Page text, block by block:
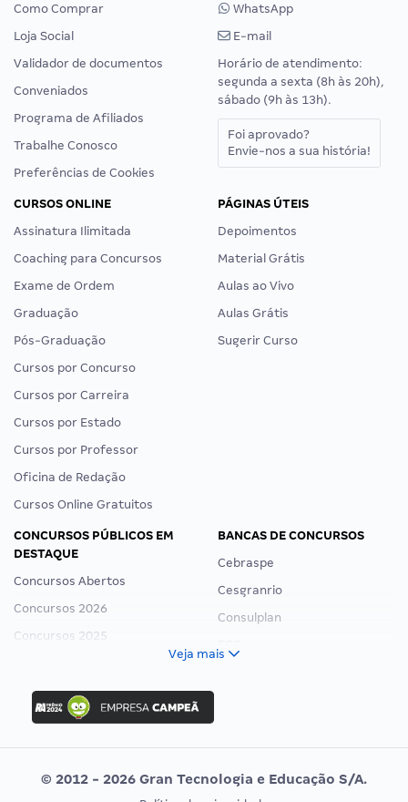
Como Comprar
Loja Social
Validador de documentos
Conveniados
Programa de Afiliados
Trabalhe Conosco
Preferências de Cookies
WhatsApp
E-mail
Horário de atendimento:
segunda a sexta (8h às 20h),
sábado (9h às 13h).
Foi aprovado?
Envie-nos a sua história!
CURSOS ONLINE
Assinatura Ilimitada
Coaching para Concursos
Exame de Ordem
Graduação
Pós-Graduação
Cursos por Concurso
Cursos por Carreira
Cursos por Estado
Cursos por Professor
Oficina de Redação
Cursos Online Gratuitos
PÁGINAS ÚTEIS
Depoimentos
Material Grátis
Aulas ao Vivo
Aulas Grátis
Sugerir Curso
CONCURSOS PÚBLICOS EM
DESTAQUE
Concursos Abertos
Concursos 2026
Concursos 2025
Concurso Ibama
Concurso MPU
Editais publicados
BANCAS DE CONCURSOS
Cebraspe
Cesgranrio
Consulplan
Vunesp
Veja mais
© 2012 - 2026 Gran Tecnologia e Educação S/A.